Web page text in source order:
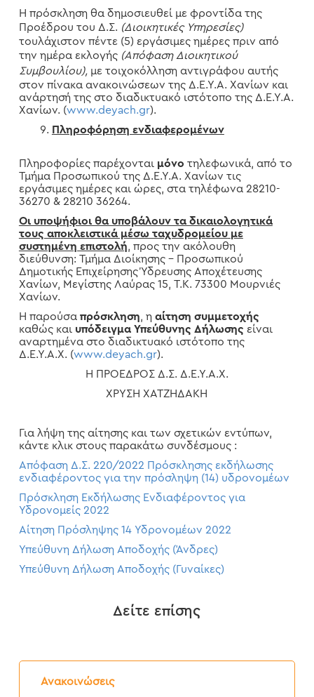
Η πρόσκληση θα δημοσιευθεί με φροντίδα της
Προέδρου του Δ.Σ. (Διοικητικές Υπηρεσίες)
τουλάχιστον πέντε (5) εργάσιμες ημέρες πριν από
την ημέρα εκλογής (Απόφαση Διοικητικού
Συμβουλίου),με τοιχοκόλληση αντιγράφου αυτής
στον πίνακα ανακοινώσεων της Δ.Ε.Υ.Α. Χανίων και
ανάρτησή της στο διαδικτυακό ιστότοπο της Δ.Ε.Υ.Α.
Χανίων. (www.deyach.gr).
Πληροφόρηση ενδιαφερομένων
Πληροφορίες παρέχονται μόνο τηλεφωνικά, από το
Τμήμα Προσωπικού της Δ.Ε.Υ.Α. Χανίων τις
εργάσιμες ημέρες και ώρες, στα τηλέφωνα 28210-
36270 & 28210 36264.
Οι υποψήφιοι θα υποβάλουν τα δικαιολογητικά
τους αποκλειστικά μέσω ταχυδρομείου με
συστημένη επιστολή, προς την ακόλουθη
διεύθυνση: Τμήμα Διοίκησης – Προσωπικού
Δημοτικής Επιχείρησης Ύδρευσης Αποχέτευσης
Χανίων, Μεγίστης Λαύρας 15, Τ.Κ. 73300 Μουρνιές
Χανίων.
Η παρούσα πρόσκληση, η αίτηση συμμετοχής
καθώς καιυπόδειγμα Υπεύθυνης Δήλωσης είναι
αναρτημένα στο διαδικτυακό ιστότοπο της
Δ.Ε.Υ.Α.Χ. (www.deyach.gr).
Η ΠΡΟΕΔΡΟΣ Δ.Σ. Δ.Ε.Υ.Α.Χ.
ΧΡΥΣΗ ΧΑΤΖΗΔΑΚΗ
Για λήψη της αίτησης και των σχετικών εντύπων,
κάντε κλικ στους παρακάτω συνδέσμους :
Απόφαση Δ.Σ. 220/2022 Πρόσκλησης εκδήλωσης
ενδιαφέροντος για την πρόσληψη (14) υδρονομέων
Πρόσκληση Εκδήλωσης Ενδιαφέροντος για
Υδρονομείς 2022
Αίτηση Πρόσληψης 14 Υδρονομέων 2022
Υπεύθυνη Δήλωση Αποδοχής (Άνδρες)
Υπεύθυνη Δήλωση Αποδοχής (Γυναίκες)
Δείτε επίσης
Ανακοινώσεις
Δελτίο
Τύπου: